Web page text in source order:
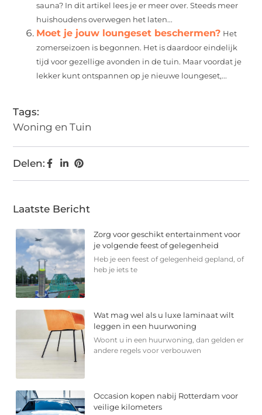
sauna? In dit artikel lees je er meer over. Steeds meer
huishoudens overwegen het laten...
Moet je jouw loungeset beschermen? Het
zomerseizoen is begonnen. Het is daardoor eindelijk
tijd voor gezellige avonden in de tuin. Maar voordat je
lekker kunt ontspannen op je nieuwe loungeset,...
Tags:
Woning en Tuin
Delen:
Laatste Bericht
Zorg voor geschikt entertainment voor
je volgende feest of gelegenheid
Heb je een feest of gelegenheid gepland, of
heb je iets te
Wat mag wel als u luxe laminaat wilt
leggen in een huurwoning
Woont u in een huurwoning, dan gelden er
andere regels voor verbouwen
Occasion kopen nabij Rotterdam voor
veilige kilometers